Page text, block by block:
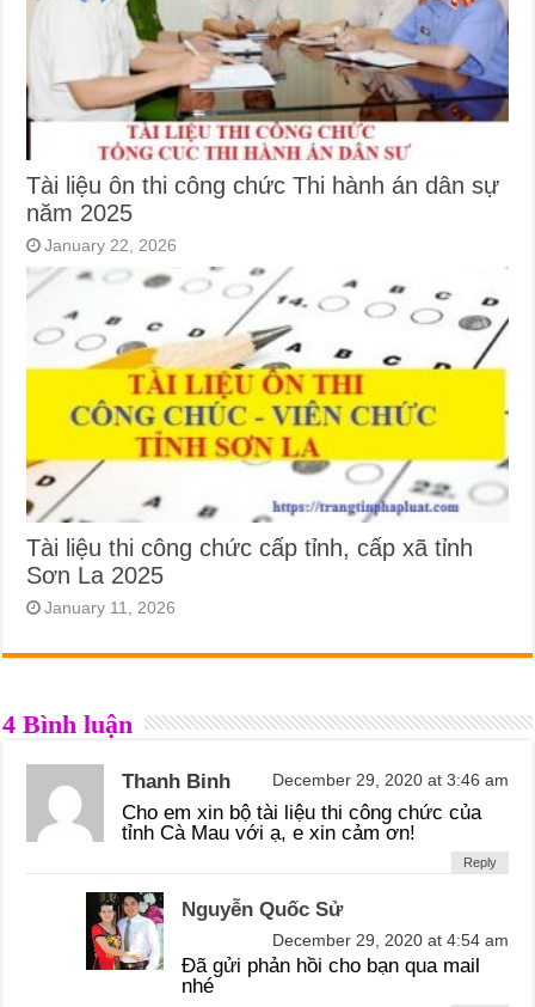
Tài liệu ôn thi công chức Thi hành án dân sự
năm 2025
January 22, 2026
Tài liệu thi công chức cấp tỉnh, cấp xã tỉnh
Sơn La 2025
January 11, 2026
4 Bình luận
Thanh Binh December 29, 2020 at 3:46 am
Cho em xin bộ tài liệu thi công chức của
tỉnh Cà Mau với ạ, e xin cảm ơn!
Reply
Nguyễn Quốc Sử
December 29, 2020 at 4:54 am
Đã gửi phản hồi cho bạn qua mail
nhé